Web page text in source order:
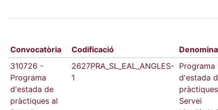
Convocatòria Codificació
310726 -
Programa
d'estada de
pràctiques al
2627PRA_SL_EAL_ANGLES-
1
Programa
d'estada
Servei